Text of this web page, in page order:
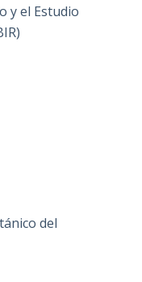
y el Estudio
del